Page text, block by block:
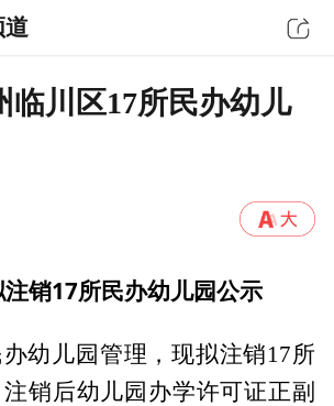
道
临川区17所民办幼儿
销17所民办幼儿园公示
幼儿园管理，现拟注销17所
销后幼儿园办学许可证正副